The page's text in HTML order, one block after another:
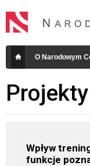
O Narodowym
Wpływ
funkcje